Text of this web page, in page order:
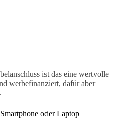
ist das eine wertvolle
werbefinanziert, dafür aber
oder Laptop